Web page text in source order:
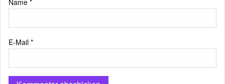
Name *
E-Mail *